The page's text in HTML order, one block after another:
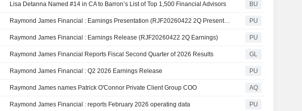
Lisa Detanna Named #14 in CA to Barron’s List of Top 1,500 Financial Advisors BU
Raymond James Financial : Earnings Presentation (RJF20260422 2Q Presentation) PU
Raymond James Financial : Earnings Release (RJF20260422 2Q Earnings) PU
Raymond James Financial Reports Fiscal Second Quarter of 2026 Results GL
Raymond James Financial : Q2 2026 Earnings Release PU
Raymond James names Patrick O'Connor Private Client Group COO AQ
Raymond James Financial : reports February 2026 operating data PU